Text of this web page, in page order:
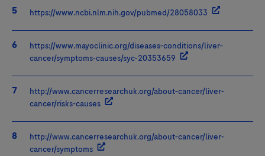
https://www.ncbi.nlm.nih.gov/pubmed/28058033
https://www.mayoclinic.org/diseases-conditions/liver-
cancer/symptoms-causes/syc-20353659
http://www.cancerresearchuk.org/about-cancer/liver-
cancer/risks-causes
http://www.cancerresearchuk.org/about-cancer/liver-
cancer/symptoms